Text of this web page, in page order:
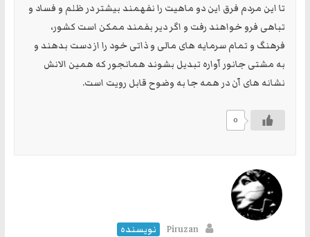
تا این مردم فرق این دو ماهیت را نفهمند بیشتر در ظلم و فساد و
تباهی فرو خواهند رفت و اگر دیر بفمند ممکن است کشور،
فرهنگ و تمام سرمایه های مالی و ذاتی خود را از دست بدهند و
به مشتی جانور آواره تبدیل بشوند همانجور که همین الانش
نشانه های آن در همه جا به وضوح قابل رویت است.
0
Piruzan
نویسنده